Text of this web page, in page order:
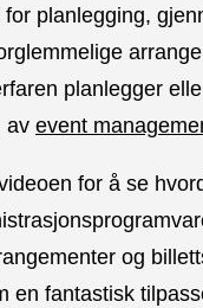
planlegging,
planlegger
av event
for å se
og
en fantastisk